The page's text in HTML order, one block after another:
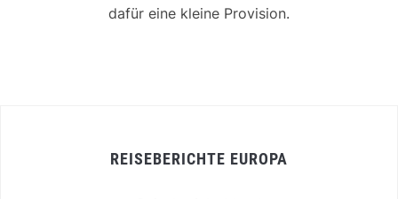
dafür eine kleine Provision.
REISEBERICHTE EUROPA